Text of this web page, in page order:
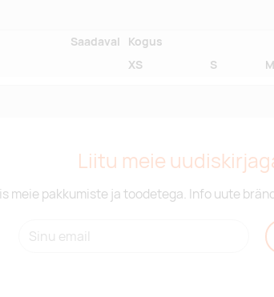
Saadaval
Kogus
XS
S M
Liitu meie
meie pakkumiste ja toodetega. Info uute